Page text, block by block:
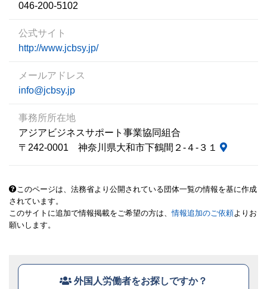
046-200-5102
公式サイト
http://www.jcbsy.jp/
メールアドレス
info@jcbsy.jp
事務所所在地
アジアビジネスサポート事業協同組合
〒242-0001 神奈川県大和市下鶴間２‐４‐３１
このページは、法務省より公開されている団体一覧の情報を基に作成
されています。
このサイトに追加で情報掲載をご希望の方は、情報追加のご依頼よりお
願いします。
外国人労働者をお探しですか？